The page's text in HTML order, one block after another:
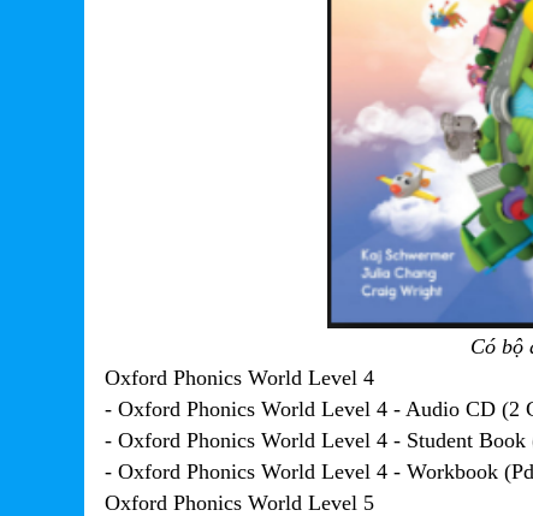
Có bộ
Oxford Phonics World Level 4
- Oxford Phonics World Level 4 - Audio CD (2
- Oxford Phonics World Level 4 - Student Book
- Oxford Phonics World Level 4 - Workbook
Oxford Phonics World Level 5